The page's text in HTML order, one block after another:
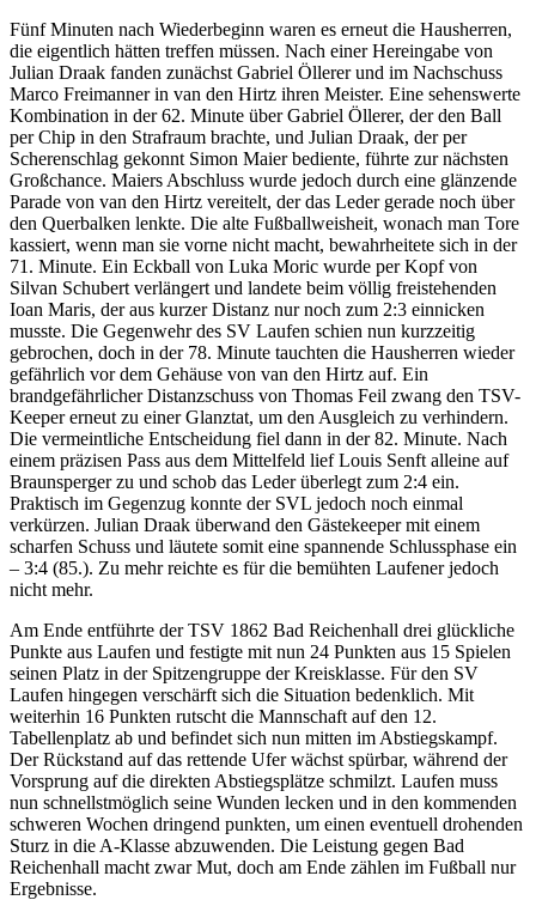
​Fünf Minuten nach Wiederbeginn waren es erneut die Hausherren,
die eigentlich hätten treffen müssen. Nach einer Hereingabe von
Julian Draak fanden zunächst Gabriel Öllerer und im Nachschuss
Marco Freimanner in van den Hirtz ihren Meister. Eine sehenswerte
Kombination in der 62. Minute über Gabriel Öllerer, der den Ball
per Chip in den Strafraum brachte, und Julian Draak, der per
Scherenschlag gekonnt Simon Maier bediente, führte zur nächsten
Großchance. Maiers Abschluss wurde jedoch durch eine glänzende
Parade von van den Hirtz vereitelt, der das Leder gerade noch über
den Querbalken lenkte. Die alte Fußballweisheit, wonach man Tore
kassiert, wenn man sie vorne nicht macht, bewahrheitete sich in der
71. Minute. Ein Eckball von Luka Moric wurde per Kopf von
Silvan Schubert verlängert und landete beim völlig freistehenden
Ioan Maris, der aus kurzer Distanz nur noch zum 2:3 einnicken
musste. ​Die Gegenwehr des SV Laufen schien nun kurzzeitig
gebrochen, doch in der 78. Minute tauchten die Hausherren wieder
gefährlich vor dem Gehäuse von van den Hirtz auf. Ein
brandgefährlicher Distanzschuss von Thomas Feil zwang den TSV-
Keeper erneut zu einer Glanztat, um den Ausgleich zu verhindern.
Die vermeintliche Entscheidung fiel dann in der 82. Minute. Nach
einem präzisen Pass aus dem Mittelfeld lief Louis Senft alleine auf
Braunsperger zu und schob das Leder überlegt zum 2:4 ein.
Praktisch im Gegenzug konnte der SVL jedoch noch einmal
verkürzen. Julian Draak überwand den Gästekeeper mit einem
scharfen Schuss und läutete somit eine spannende Schlussphase ein
– 3:4 (85.). Zu mehr reichte es für die bemühten Laufener jedoch
nicht mehr.
​Am Ende entführte der TSV 1862 Bad Reichenhall drei glückliche
Punkte aus Laufen und festigte mit nun 24 Punkten aus 15 Spielen
seinen Platz in der Spitzengruppe der Kreisklasse. Für den SV
Laufen hingegen verschärft sich die Situation bedenklich. Mit
weiterhin 16 Punkten rutscht die Mannschaft auf den 12.
Tabellenplatz ab und befindet sich nun mitten im Abstiegskampf.
Der Rückstand auf das rettende Ufer wächst spürbar, während der
Vorsprung auf die direkten Abstiegsplätze schmilzt. Laufen muss
nun schnellstmöglich seine Wunden lecken und in den kommenden
schweren Wochen dringend punkten, um einen eventuell drohenden
Sturz in die A-Klasse abzuwenden. Die Leistung gegen Bad
Reichenhall macht zwar Mut, doch am Ende zählen im Fußball nur
Ergebnisse.